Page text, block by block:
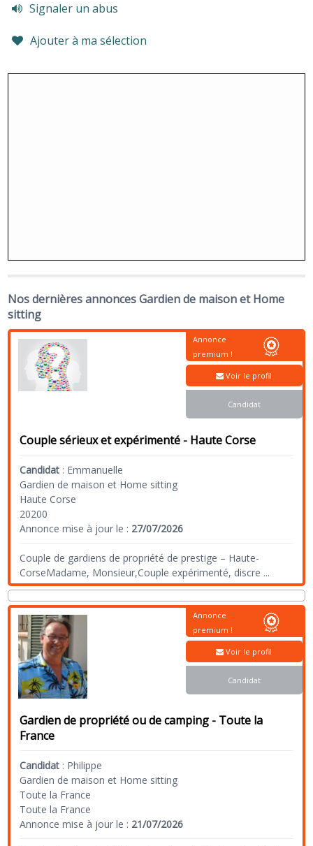
Signaler un abus
Ajouter à ma sélection
Nos dernières annonces Gardien de maison et Home
sitting
Couple sérieux et expérimenté - Haute Corse
Candidat : Emmanuelle
Gardien de maison et Home sitting
Haute Corse
20200
Annonce mise à jour le : 27/07/2026
Couple de gardiens de propriété de prestige – Haute-
CorseMadame, Monsieur,Couple expérimenté, discre ...
Annonce
premium !
Voir le profil
Candidat
Gardien de propriété ou de camping - Toute la
France
Candidat : Philippe
Gardien de maison et Home sitting
Toute la France
Toute la France
Annonce mise à jour le : 21/07/2026
Annonce
premium !
Voir le profil
Candidat